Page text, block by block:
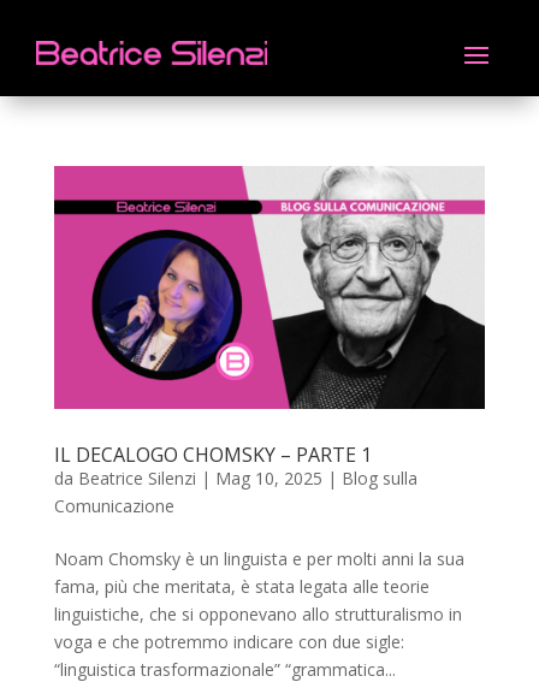
IL DECALOGO CHOMSKY – PARTE 1
da Beatrice Silenzi | Mag 10, 2025 | Blog sulla
Comunicazione
Noam Chomsky è un linguista e per molti anni la sua
fama, più che meritata, è stata legata alle teorie
linguistiche, che si opponevano allo strutturalismo in
voga e che potremmo indicare con due sigle:
“linguistica trasformazionale” “grammatica...